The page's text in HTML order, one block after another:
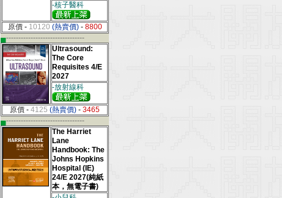
-核子醫科
原價 - 10120 (熱賣價) - 8800
▄--------------------------------
Ultrasound:
The Core
Requisites 4/E
2027
-放射線科
原價 - 4125 (熱賣價) - 3465
▄--------------------------------
The Harriet
Lane
Handbook: The
Johns Hopkins
Hospital (IE)
24/E 2027(純紙
本，無電子書)